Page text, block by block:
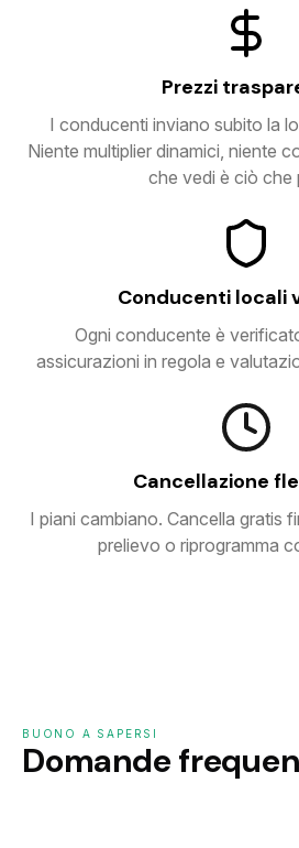
Prezzi
I conducenti inviano subito la
Niente multiplier dinamici, niente
che vedi è ciò che
Conducenti locali
Ogni conducente è
assicurazioni in regola e
Cancellazione
I piani cambiano. Cancella gratis
prelievo o riprogramma
BUONO A SAPERSI
Domande